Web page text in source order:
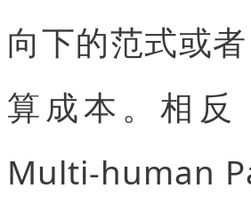
向下的范式或
算成本。相反
Multi-human